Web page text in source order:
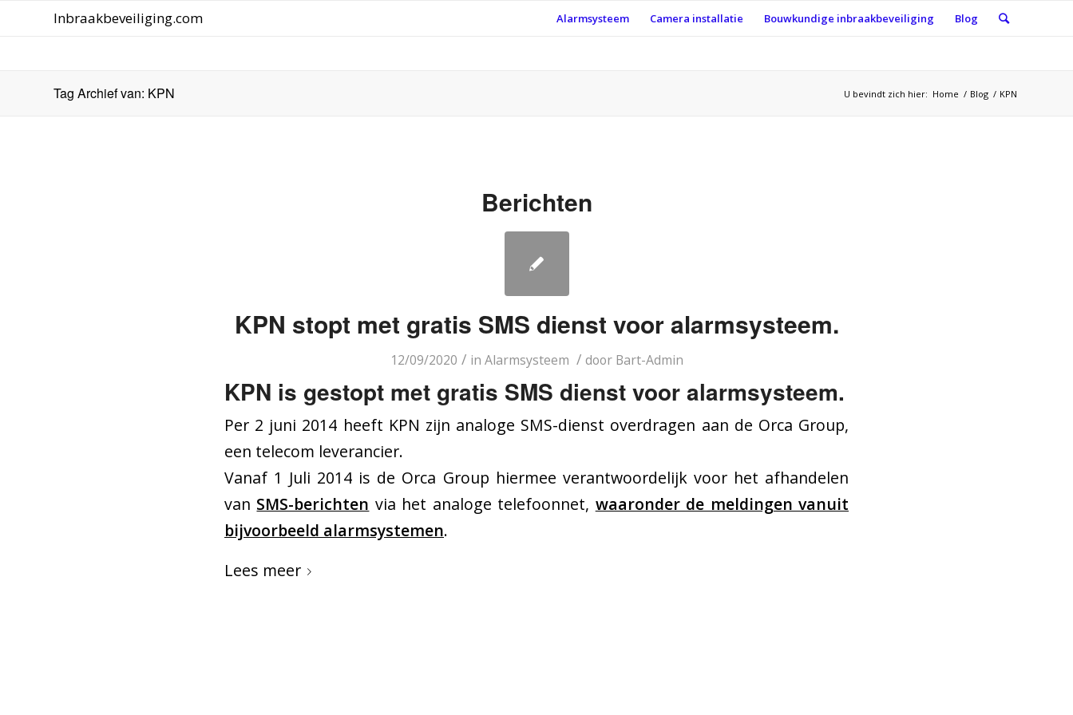
Inbraakbeveiliging.com Alarmsysteem Camera installatie Bouwkundige inbraakbeveiliging Blog
Tag Archief van: KPN U bevindt zich hier: Home / Blog / KPN
Berichten
KPN stopt met gratis SMS dienst voor alarmsysteem.
12/09/2020 / in Alarmsysteem / door Bart-Admin
KPN is gestopt met gratis SMS dienst voor alarmsysteem.
Per 2 juni 2014 heeft KPN zijn analoge SMS-dienst overdragen aan de Orca Group,
een telecom leverancier.
Vanaf 1 Juli 2014 is de Orca Group hiermee verantwoordelijk voor het afhandelen
van SMS-berichten via het analoge telefoonnet, waaronder de meldingen vanuit
bijvoorbeeld alarmsystemen.
Lees meer